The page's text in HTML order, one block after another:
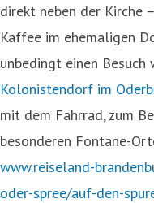
direkt neben der Kirche
Kaffee im ehemaligen
unbedingt einen Besuch
Kolonistendorf im
mit dem Fahrrad, zum
besonderen Fontane-
www.reiseland-
oder-spree/auf-den-